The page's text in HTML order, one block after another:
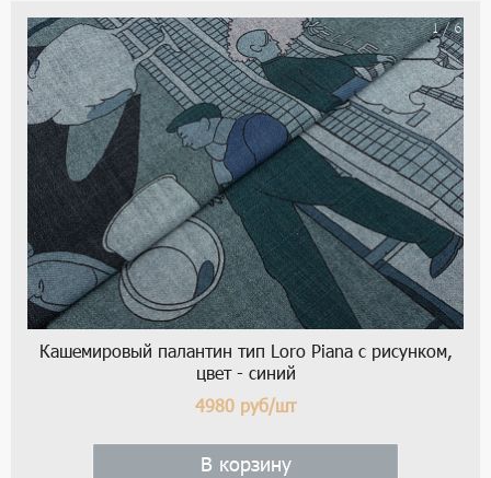
1 / 6
Кашемировый палантин тип Loro Piana с рисунком,
цвет - синий
4980 руб/шт
В корзину